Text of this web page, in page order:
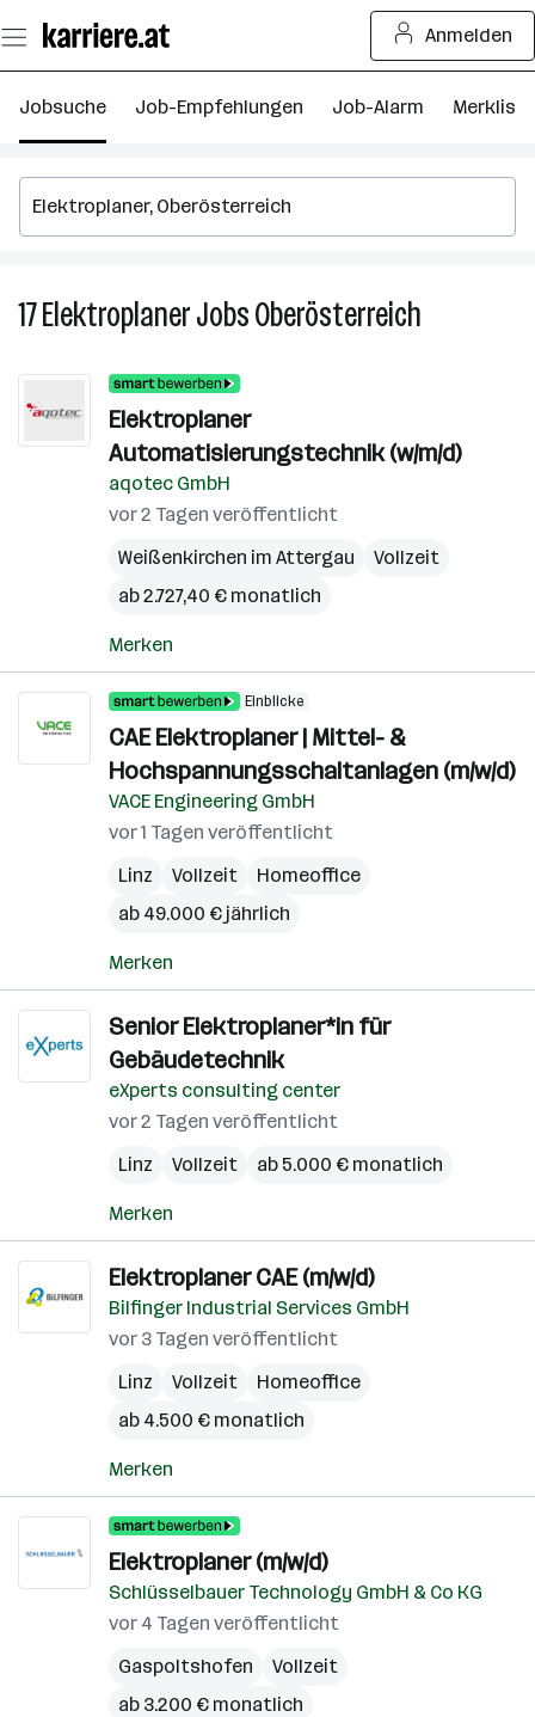
Seiteninhalt
springen
Anmelden
Jobsuche Job-Empfehlungen Job-Alarm Merkliste
17ElektroplanerJobsOberösterreich
Elektroplaner
Automatisierungstechnik (w/m/d)
aqotec GmbH
vor 2 Tagen veröffentlicht
Weißenkirchen im Attergau
Vollzeit
ab 2.727,40 € monatlich
Merken
Einblicke
CAE Elektroplaner | Mittel- &
Hochspannungsschaltanlagen (m/w/d)
VACE Engineering GmbH
vor 1 Tagen veröffentlicht
Linz
Vollzeit
Homeoffice
ab 49.000 € jährlich
Merken
Senior Elektroplaner*in für
Gebäudetechnik
eXperts consulting center
vor 2 Tagen veröffentlicht
Linz
Vollzeit ab 5.000 € monatlich
Merken
Elektroplaner CAE (m/w/d)
Bilfinger Industrial Services GmbH
vor 3 Tagen veröffentlicht
Linz
Vollzeit
Homeoffice
ab 4.500 € monatlich
Merken
Elektroplaner (m/w/d)
Schlüsselbauer Technology GmbH & Co KG
vor 4 Tagen veröffentlicht
Gaspoltshofen
Vollzeit
ab 3.200 € monatlich